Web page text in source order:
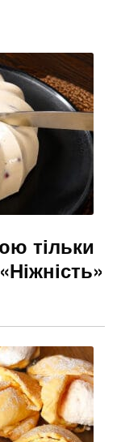
тільки